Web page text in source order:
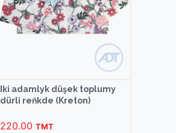
Iki adamlyk düşek toplumy
dürli reňkde (Kreton)
220.00 TMT